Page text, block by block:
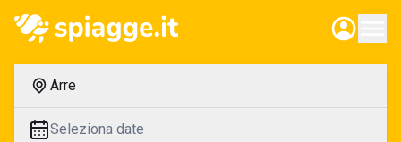
Arre
Seleziona date